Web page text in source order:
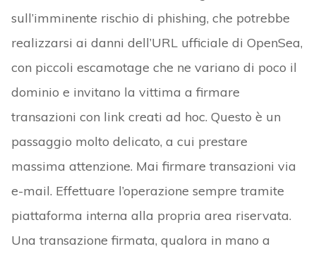
sull’imminente rischio di phishing, che potrebbe
realizzarsi ai danni dell’URL ufficiale di OpenSea,
con piccoli escamotage che ne variano di poco il
dominio e invitano la vittima a firmare
transazioni con link creati ad hoc. Questo è un
passaggio molto delicato, a cui prestare
massima attenzione. Mai firmare transazioni via
e-mail. Effettuare l’operazione sempre tramite
piattaforma interna alla propria area riservata.
Una transazione firmata, qualora in mano a